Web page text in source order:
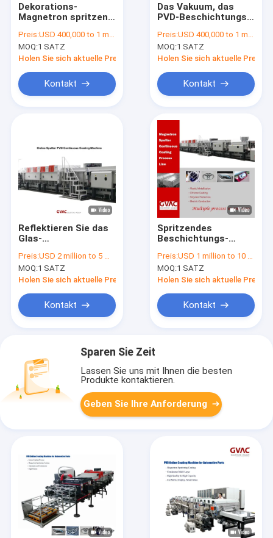
Dekorations-
Magnetron spritzen
Beschichtungs-
Maschine, die Plastik
metallisiert
Preis:USD 400,000 to 1 million
MOQ:1 SATZ
Holen Sie sich aktuelle Preis
Kontakt
Das Vakuum, das
PVD-Beschichtungs-
metallisiert, spritzen
Industrie-
Plastikdekoration
Preis:USD 400,000 to 1 million
MOQ:1 SATZ
Holen Sie sich aktuelle Preis
Kontakt
Reflektieren Sie das
Glas-
Spritzen der PVD-
Beschichtungs-
Maschinen-niedrige E
Preis:USD 2 million to 5 million
MOQ:1 SATZ
Holen Sie sich aktuelle Preis
Kontakt
Spritzendes
Beschichtungs-
on-line-Magnetron
des Auto-Licht-PVD
Preis:USD 1 million to 10 million
MOQ:1 SATZ
Holen Sie sich aktuelle Preis
Kontakt
Sparen Sie Zeit
Lassen Sie uns mit Ihnen die besten
Produkte kontaktieren.
Geben Sie Ihre Anforderung